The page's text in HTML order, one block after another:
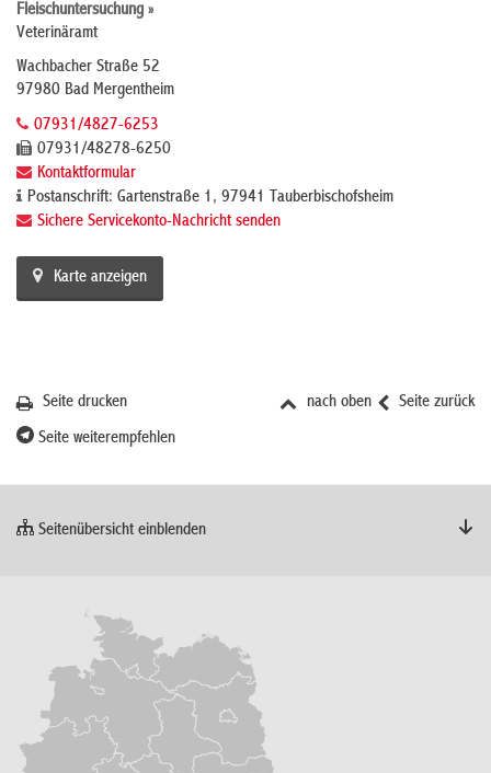
Fleischuntersuchung »
Veterinäramt
Wachbacher Straße 52
97980 Bad Mergentheim
07931/4827-6253
07931/48278-6250
Kontaktformular
Postanschrift: Gartenstraße 1, 97941 Tauberbischofsheim
Sichere Servicekonto-Nachricht senden
Karte anzeigen
Seite zurück
nach oben
Seite drucken
Seite weiterempfehlen
Seitenübersicht einblenden